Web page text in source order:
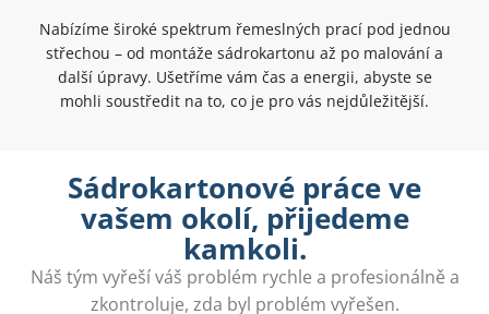
Nabízíme široké spektrum řemeslných prací pod jednou
střechou – od montáže sádrokartonu až po malování a
další úpravy. Ušetříme vám čas a energii, abyste se
mohli soustředit na to, co je pro vás nejdůležitější.
Sádrokartonové práce ve
vašem okolí, přijedeme
kamkoli.
Náš tým vyřeší váš problém rychle a profesionálně a
zkontroluje, zda byl problém vyřešen.